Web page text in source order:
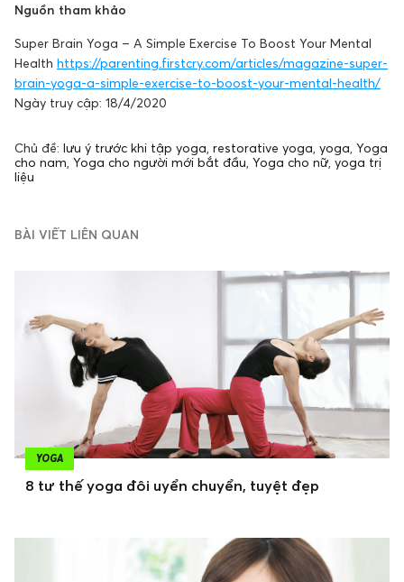
Nguồn tham khảo
Super Brain Yoga – A Simple Exercise To Boost Your Mental
Health https://parenting.firstcry.com/articles/magazine-super-
brain-yoga-a-simple-exercise-to-boost-your-mental-health/
Ngày truy cập: 18/4/2020
Chủ đề: lưu ý trước khi tập yoga restorative yoga yoga Yoga
cho nam Yoga cho người mới bắt đầu Yoga cho nữ yoga trị
liệu
BÀI VIẾT LIÊN QUAN
YOGA
8 tư thế yoga đôi uyển chuyển, tuyệt đẹp